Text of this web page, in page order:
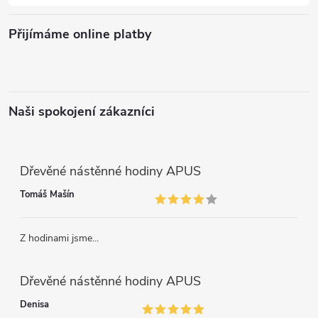
Přijímáme online platby
Naši spokojení zákazníci
Dřevěné nástěnné hodiny APUS
Tomáš Mašín
Z hodinami jsme...
Dřevěné nástěnné hodiny APUS
Denisa